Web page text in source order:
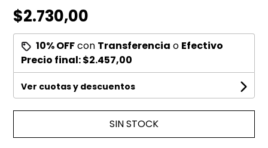
$2.730,00
10% OFFcon Transferencia o Efectivo
Precio final:$2.457,00
Ver cuotas y descuentos
SIN STOCK